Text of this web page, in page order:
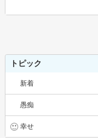
トピック
新着
愚痴
幸せ